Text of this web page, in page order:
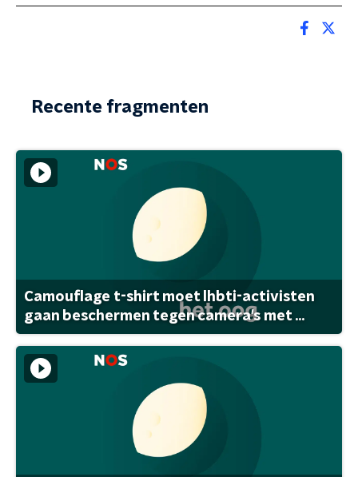
Recente fragmenten
Camouflage t-shirt moet lhbti-activisten
gaan beschermen tegen camera's met ...